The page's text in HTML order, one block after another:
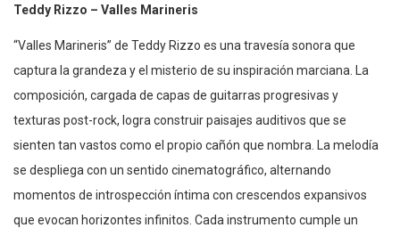
Teddy Rizzo – Valles Marineris
“Valles Marineris” de Teddy Rizzo es una travesía sonora que
captura la grandeza y el misterio de su inspiración marciana. La
composición, cargada de capas de guitarras progresivas y
texturas post-rock, logra construir paisajes auditivos que se
sienten tan vastos como el propio cañón que nombra. La melodía
se despliega con un sentido cinematográfico, alternando
momentos de introspección íntima con crescendos expansivos
que evocan horizontes infinitos. Cada instrumento cumple un